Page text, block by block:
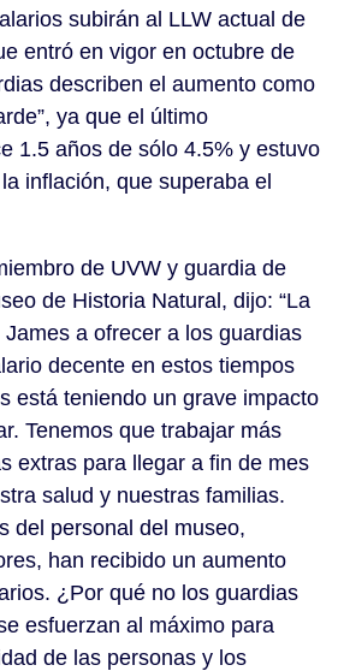
subirán al LLW actual de
entró en vigor en octubre de
describen el aumento como
ya que el último
1.5 años de sólo 4.5% y estuvo
inflación, que superaba el
de UVW y guardia de
de Historia Natural, dijo: “La
a ofrecer a los guardias
decente en estos tiempos
está teniendo un grave impacto
Tenemos que trabajar más
extras para llegar a fin de mes
salud y nuestras familias.
del personal del museo,
han recibido un aumento
¿Por qué no los guardias
esfuerzan al máximo para
de las personas y los